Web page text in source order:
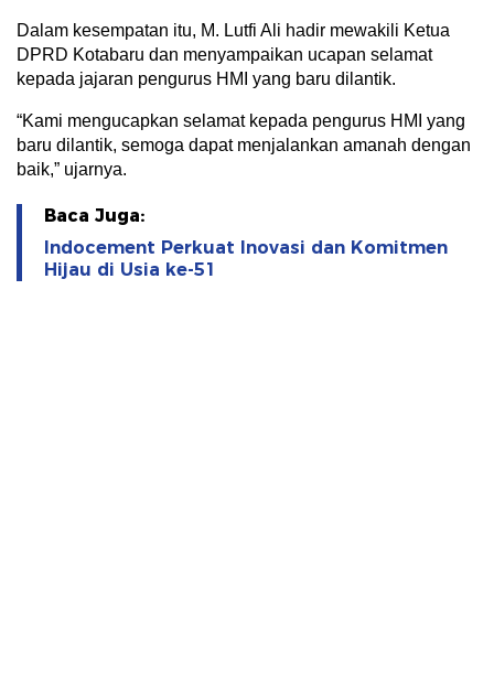
Dalam kesempatan itu, M. Lutfi Ali hadir mewakili Ketua
DPRD Kotabaru dan menyampaikan ucapan selamat
kepada jajaran pengurus HMI yang baru dilantik.
“Kami mengucapkan selamat kepada pengurus HMI yang
baru dilantik, semoga dapat menjalankan amanah dengan
baik,” ujarnya.
Baca Juga:
Indocement Perkuat Inovasi dan Komitmen
Hijau di Usia ke-51